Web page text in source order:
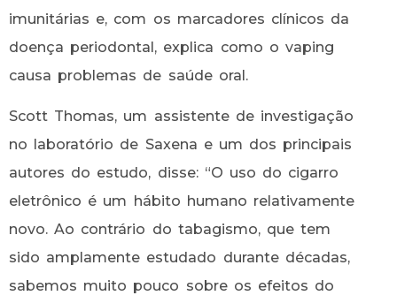
imunitárias e, com os marcadores clínicos da
doença periodontal, explica como o vaping
causa problemas de saúde oral.
Scott Thomas, um assistente de investigação
no laboratório de Saxena e um dos principais
autores do estudo, disse: “O uso do cigarro
eletrônico é um hábito humano relativamente
novo. Ao contrário do tabagismo, que tem
sido amplamente estudado durante décadas,
sabemos muito pouco sobre os efeitos do